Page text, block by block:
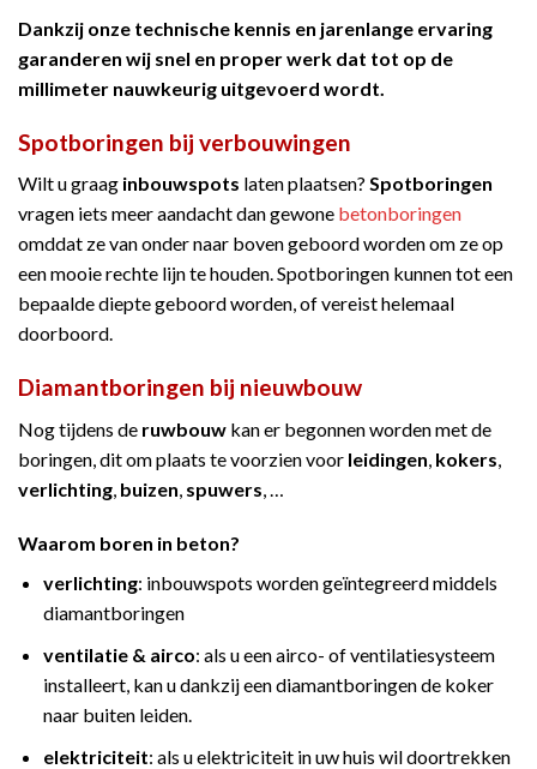
Dankzij onze technische kennis en jarenlange ervaring
garanderen wij snel en proper werk dat tot op de
millimeter nauwkeurig uitgevoerd wordt.
Spotboringen bij verbouwingen
Wilt u graag inbouwspots laten plaatsen? Spotboringen
vragen iets meer aandacht dan gewone betonboringen
omddat ze van onder naar boven geboord worden om ze op
een mooie rechte lijn te houden. Spotboringen kunnen tot een
bepaalde diepte geboord worden, of vereist helemaal
doorboord.
Diamantboringen bij nieuwbouw
Nog tijdens de ruwbouw kan er begonnen worden met de
boringen, dit om plaats te voorzien voor leidingen kokers
verlichting buizen spuwers
Waarom boren in beton?
verlichting: inbouwspots worden geïntegreerd middels
diamantboringen
ventilatie & airco: als u een airco- of ventilatiesysteem
installeert, kan u dankzij een diamantboringen de koker
naar buiten leiden.
elektriciteit: als u elektriciteit in uw huis wil doortrekken